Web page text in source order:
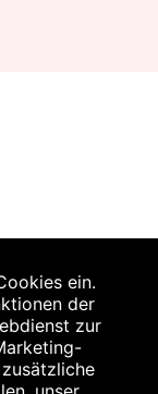
ein.
der
zur